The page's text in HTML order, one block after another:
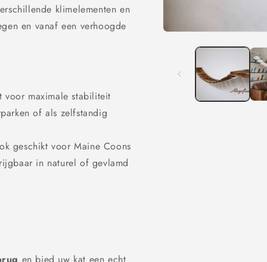
modaal
klimelementen en
en vanaf een verhoogde
voor maximale stabiliteit
of als zelfstandig
geschikt voor Maine Coons
in naturel of gevlamd
en bied uw kat een echt